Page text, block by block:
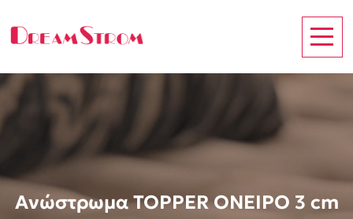
Ανώστρωμα TOPPER ΟΝΕΙΡΟ 3 cm